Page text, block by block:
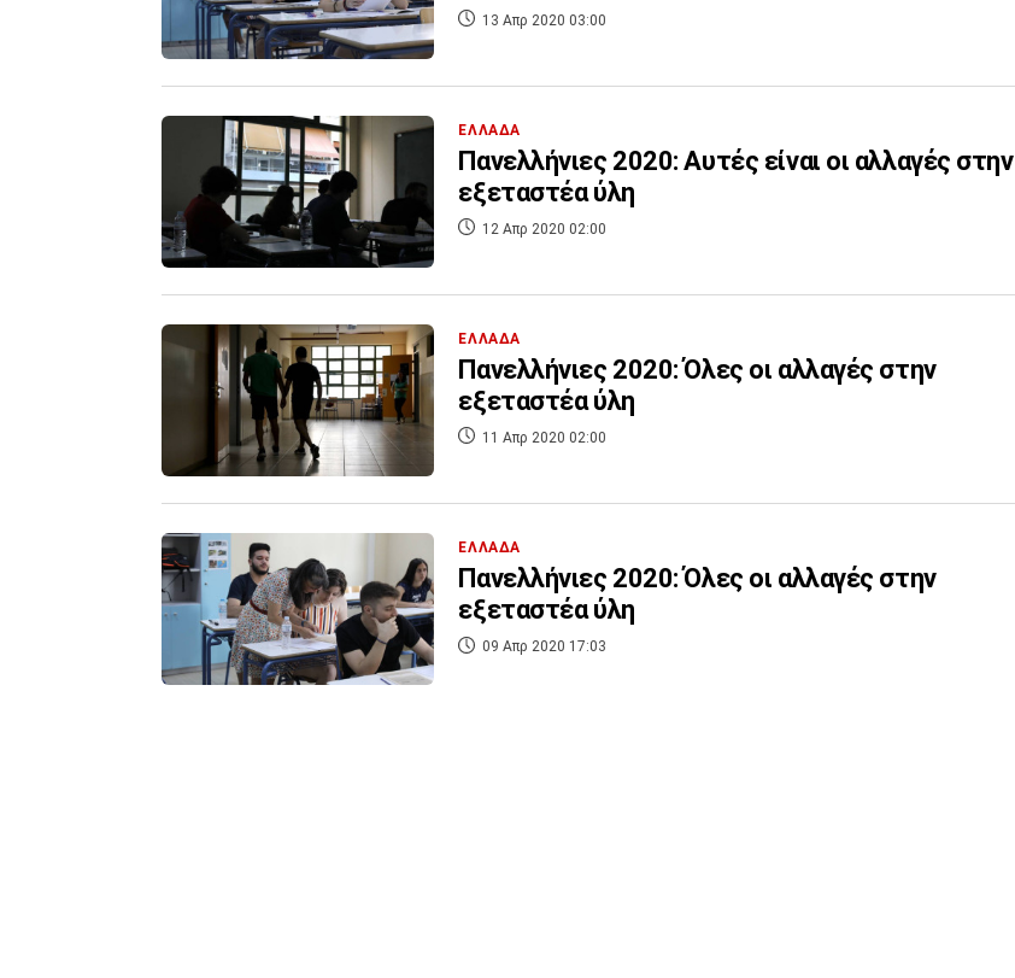
13 Απρ 2020 03:00
ΕΛΛΑΔΑ
Πανελλήνιες 2020: Αυτές είναι οι αλλαγές στην
εξεταστέα ύλη
12 Απρ 2020 02:00
ΕΛΛΑΔΑ
Πανελλήνιες 2020: Όλες οι αλλαγές στην
εξεταστέα ύλη
11 Απρ 2020 02:00
ΕΛΛΑΔΑ
Πανελλήνιες 2020: Όλες οι αλλαγές στην
εξεταστέα ύλη
09 Απρ 2020 17:03